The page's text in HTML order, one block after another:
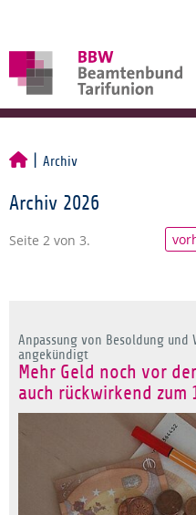
Archiv
Archiv 2026
Seite 2 von 3.
Anpassung von Besoldung und
angekündigt
Mehr Geld noch vor
auch rückwirkend zum